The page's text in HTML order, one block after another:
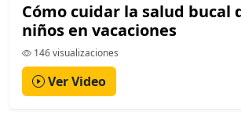
Cómo cuidar la salud bucal
niños en vacaciones
146 visualizaciones
Ver Video